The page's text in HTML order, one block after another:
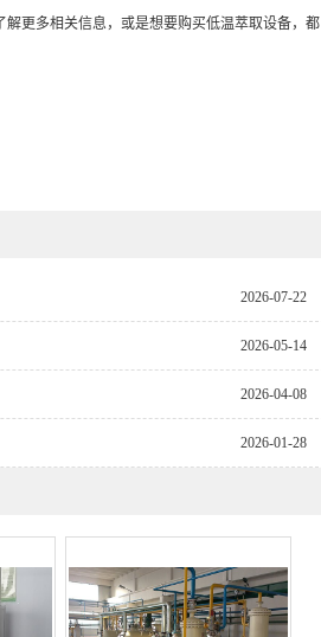
更多相关信息，或是想要购买低温萃取设备，都
2026-07-22
2026-05-14
2026-04-08
2026-01-28